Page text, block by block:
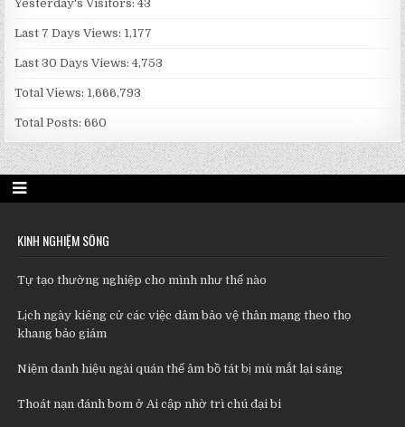
Yesterday's Visitors:43
Last 7 Days Views: 1,177
Last 30 Days Views:4,753
Total Views: 1,666,793
Total Posts:660
KINH NGHIỆM SỐNG
Tự tạo thường nghiệp cho mình như thế nào
Lịch ngày kiêng cử các việc dâm bảo vệ thân mạng theo thọ
khang bảo giám
Niệm danh hiệu ngài quán thế âm bồ tát bị mù mắt lại sáng
Thoát nạn đánh bom ở Ai cập nhờ trì chú đại bi